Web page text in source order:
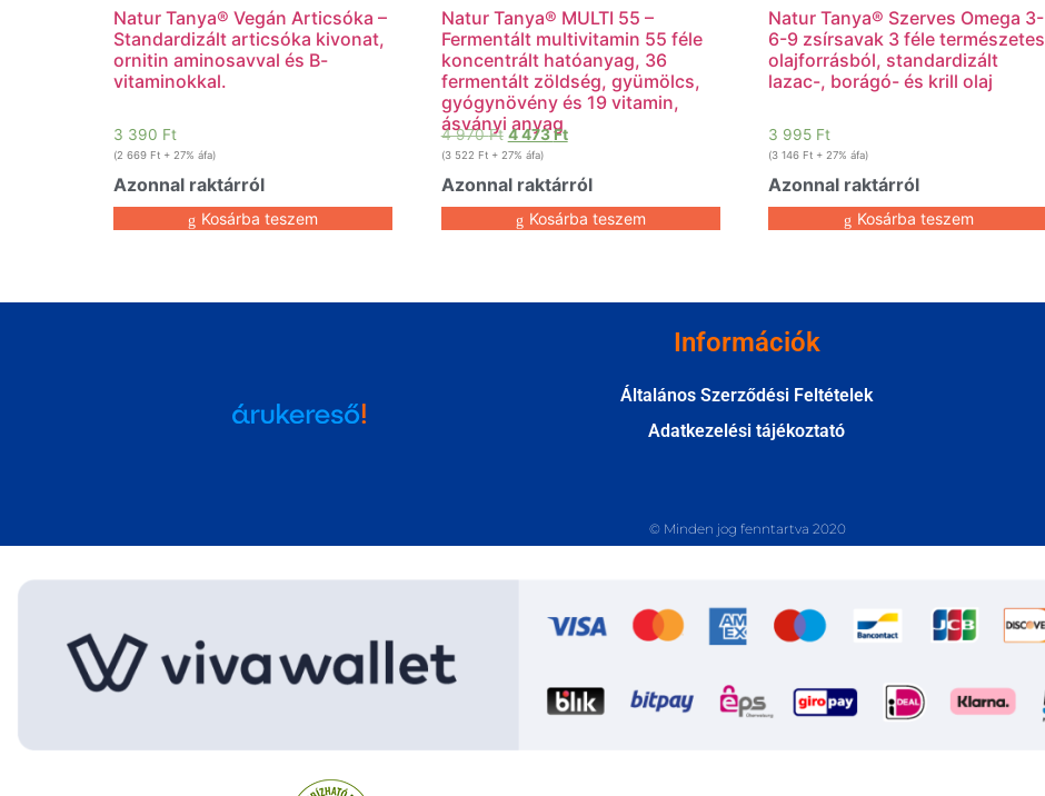
Natur Tanya® Vegán Articsóka –
Standardizált articsóka kivonat,
ornitin aminosavval és B-
vitaminokkal.
3 390 Ft
(2 669 Ft + 27% áfa)
Azonnal raktárról
Kosárba teszem
Natur Tanya® MULTI 55 –
Fermentált multivitamin 55 féle
koncentrált hatóanyag, 36
fermentált zöldség, gyümölcs,
gyógynövény és 19 vitamin,
ásványi anyag
4 970Ft 4 473Ft
(3 522 Ft+ 27% áfa)
Azonnal raktárról
Kosárba teszem
Natur Tanya® Szerves Omega 3-
6-9 zsírsavak 3 féle természetes
olajforrásból, standardizált
lazac-, borágó- és krill olaj
3 995 Ft
(3 146 Ft + 27% áfa)
Azonnal raktárról
Kosárba teszem
Információk
Általános Szerződési Feltételek
Adatkezelési tájékoztató
© Minden jog fenntartva 2020